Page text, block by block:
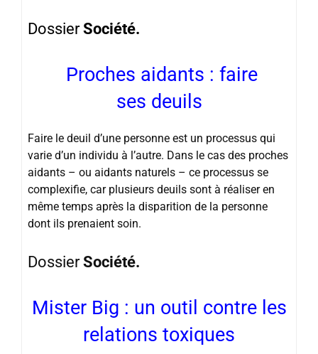
DossierSociété.
Proches aidants : faire
ses deuils
Faire le deuil d’une personne est un processus qui
varie d’un individu à l’autre. Dans le cas des proches
aidants – ou aidants naturels – ce processus se
complexifie, car plusieurs deuils sont à réaliser en
même temps après la disparition de la personne
dont ils prenaient soin.
DossierSociété.
Mister Big : un outil contre les
relations toxiques